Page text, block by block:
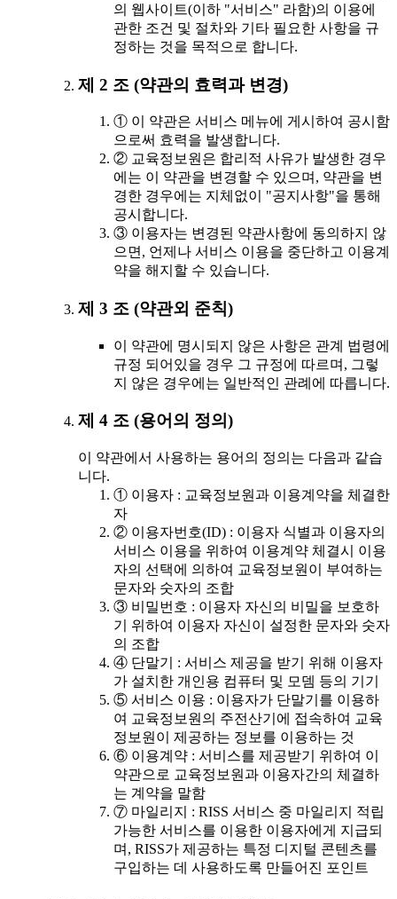
의 웹사이트(이하 "서비스" 라함)의 이용에
관한 조건 및 절차와 기타 필요한 사항을 규
정하는 것을 목적으로 합니다.
제 2 조 (약관의 효력과 변경)
① 이 약관은 서비스 메뉴에 게시하여 공시함
으로써 효력을 발생합니다.
② 교육정보원은 합리적 사유가 발생한 경우
에는 이 약관을 변경할 수 있으며, 약관을 변
경한 경우에는 지체없이 "공지사항"을 통해
공시합니다.
③ 이용자는 변경된 약관사항에 동의하지 않
으면, 언제나 서비스 이용을 중단하고 이용계
약을 해지할 수 있습니다.
제 3 조 (약관외 준칙)
이 약관에 명시되지 않은 사항은 관계 법령에
규정 되어있을 경우 그 규정에 따르며, 그렇
지 않은 경우에는 일반적인 관례에 따릅니다.
제 4 조 (용어의 정의)
이 약관에서 사용하는 용어의 정의는 다음과 같습
니다.
① 이용자 : 교육정보원과 이용계약을 체결한
자
② 이용자번호(ID) : 이용자 식별과 이용자의
서비스 이용을 위하여 이용계약 체결시 이용
자의 선택에 의하여 교육정보원이 부여하는
문자와 숫자의 조합
③ 비밀번호 : 이용자 자신의 비밀을 보호하
기 위하여 이용자 자신이 설정한 문자와 숫자
의 조합
④ 단말기 : 서비스 제공을 받기 위해 이용자
가 설치한 개인용 컴퓨터 및 모뎀 등의 기기
⑤ 서비스 이용 : 이용자가 단말기를 이용하
여 교육정보원의 주전산기에 접속하여 교육
정보원이 제공하는 정보를 이용하는 것
⑥ 이용계약 : 서비스를 제공받기 위하여 이
약관으로 교육정보원과 이용자간의 체결하
는 계약을 말함
⑦ 마일리지 : RISS 서비스 중 마일리지 적립
가능한 서비스를 이용한 이용자에게 지급되
며, RISS가 제공하는 특정 디지털 콘텐츠를
구입하는 데 사용하도록 만들어진 포인트